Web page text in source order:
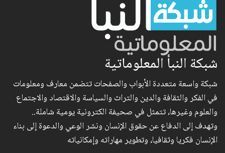
شبكة النبأ المعلوماتية
شبكة واسعة متعددة الأبواب والصفحات تتضمن معارف ومعلومات
في الفكر والثقافة والدين والتراث والسياسة والاقتصاد والاجتماع
والعلوم وغيرها، تتمثل في صحيفة الكترونية يومية شاملة..
وتهدف إلى الدفاع عن حقوق الإنسان ونشر الوعي والدعوة إلى بناء
الإنسان فكريا وثقافيا، وتطوير مهاراته وإمكانياته